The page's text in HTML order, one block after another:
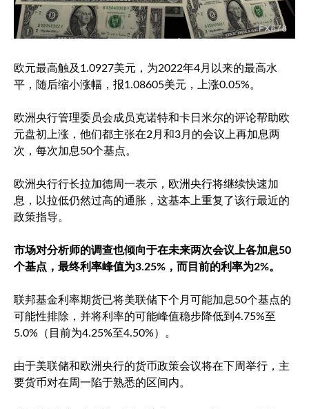
欧元最高触及1.0927美元，为2022年4月以来的最高水
平，随后缩小涨幅，报1.08605美元，上涨0.05%。
欧洲央行管理委员会成员克诺特和卡日米尔的评论帮助欧
元盘初上涨，他们都主张在2月和3月的会议上再加息两
次，每次加息50个基点。
欧洲央行行长拉加德周一表示，欧洲央行将继续快速加
息，以拉低仍然过高的通胀，这基本上重复了该行最近的
政策指导。
市场对分析师的调查也倾向于在未来两次会议上各加息50
个基点，最终利率峰值为3.25%，而目前的利率为2%。
联邦基金利率期货已将美联储下个月可能加息50个基点的
可能性排除，并将利率的可能峰值稳步降低到4.75%至
5.0%（目前为4.25%至4.50%）。
由于美联储和欧洲央行的货币政策会议将在下周举行，主
要货币对在周一陷于熟悉的区间内。